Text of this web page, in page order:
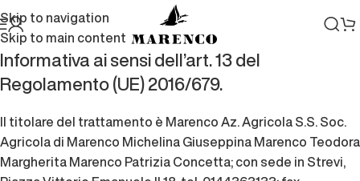
Skip to navigation
Skip to main content
Informativa ai sensi dell’art. 13 del
Regolamento (UE) 2016/679.
Il titolare del trattamento è Marenco Az. Agricola S.S. Soc.
Agricola di Marenco Michelina Giuseppina Marenco Teodora
Margherita Marenco Patrizia Concetta; con sede in Strevi,